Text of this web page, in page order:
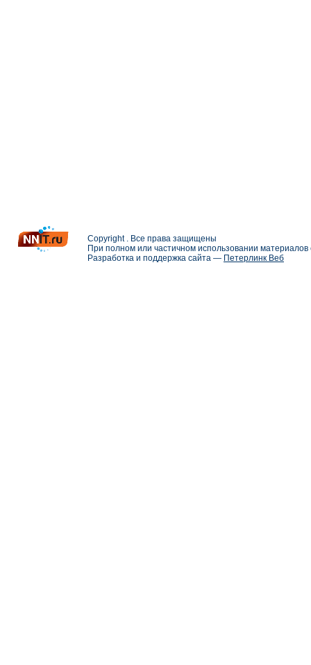
Copyright . Все права защищены
При полном или частичном использовании
Разработка и поддержка сайта — Петерлинк Веб